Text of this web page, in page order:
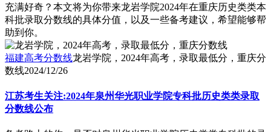
充满好奇？本文将为你带来龙岩学院2024年在重庆历史类类本
科批录取分数线的具体分值，以及一些备考建议，希望能够帮
助到你。
福建高考分数线龙岩学院，2024年高考，录取最低分，重庆分
数线2024/12/26
江苏考生关注:2024年泉州华光职业学院专科批历史类类录取
分数线公布